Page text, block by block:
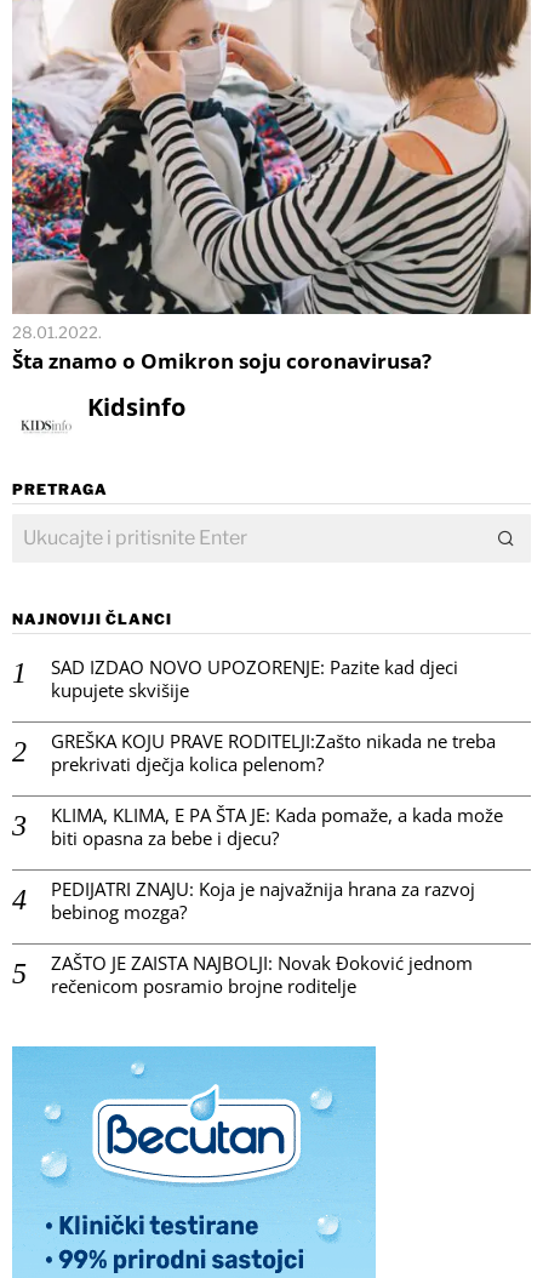
28.01.2022.
Šta znamo o Omikron soju coronavirusa?
Kidsinfo
PRETRAGA
NAJNOVIJI ČLANCI
SAD IZDAO NOVO UPOZORENJE: Pazite kad djeci
kupujete skvišije
GREŠKA KOJU PRAVE RODITELJI:Zašto nikada ne treba
prekrivati dječja kolica pelenom?
KLIMA, KLIMA, E PA ŠTA JE: Kada pomaže, a kada može
biti opasna za bebe i djecu?
PEDIJATRI ZNAJU: Koja je najvažnija hrana za razvoj
bebinog mozga?
ZAŠTO JE ZAISTA NAJBOLJI: Novak Đoković jednom
rečenicom posramio brojne roditelje